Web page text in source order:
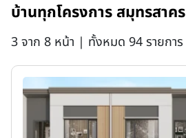
บ้านทุกโครงการ สมุทรสาคร
3 จาก 8 หน้า | ทั้งหมด 94 รายการ